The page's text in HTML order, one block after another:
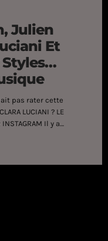
Julien
Et
Styles…
pas rater cette
LUCIANI ? LE
INSTAGRAM Il y a
le titre L’île au
opus en date